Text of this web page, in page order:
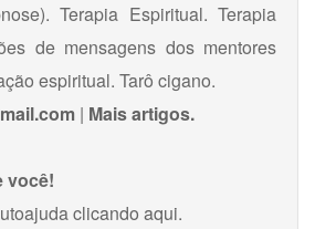
Terapia Espiritual. Terapia
de mensagens dos mentores
espiritual. Tarô cigano.
| Mais artigos.
você!
clicando aqui.